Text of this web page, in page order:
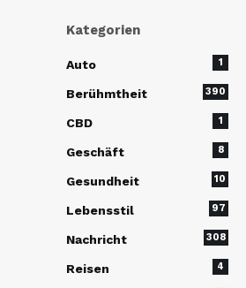
Kategorien
Auto 1
Berühmtheit 390
CBD 1
Geschäft 8
Gesundheit 10
Lebensstil 97
Nachricht 308
Reisen 4